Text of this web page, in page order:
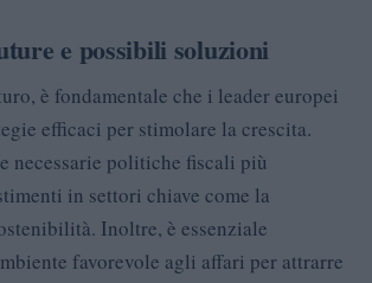
e possibili soluzioni
è fondamentale che i leader europei
efficaci per stimolare la crescita.
necessarie politiche fiscali più
in settori chiave come la
Inoltre, è essenziale
favorevole agli affari per attrarre